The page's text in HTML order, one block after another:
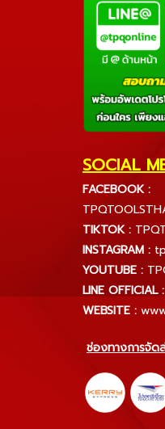
SOCIAL
FACEBOOK :
TIKTOK :
INSTAGRAM :
YOUTUBE :
LINE OFFICIAL :
WEBSITE :
ช่องทางการจัด